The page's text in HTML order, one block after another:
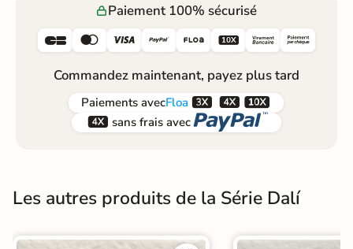
Paiement 100% sécurisé
     
Commandez maintenant, payez plus tard
Paiements avecFloa  
 sans frais avec 
Les autres produits de la Série Dalí